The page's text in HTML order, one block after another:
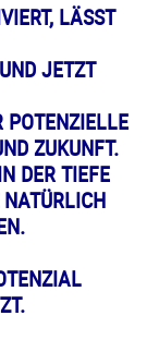
LÄSST
JETZT
POTENZIELLE
ZUKUNFT.
DER TIEFE